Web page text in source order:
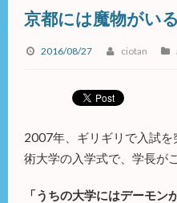
京都には魔物がい
2016/08/27 ciotan
2007年、ギリギリで入試
術大学の入学式で、学長が
「うちの大学にはデーモン